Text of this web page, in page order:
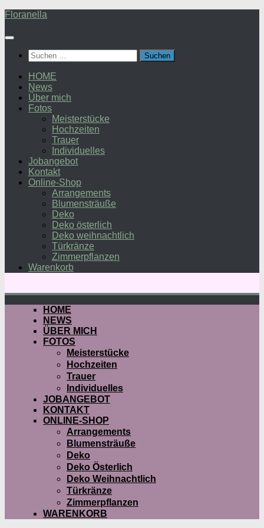
Zum
springen
Floranella
Suchen
nach:
HOME
News
Über mich
Fotos
Meisterstücke
Hochzeiten
Trauer
Individuelles
Jobangebot
Kontakt
Online-Shop
Arrangements
Blumensträuße
Deko
Deko österlich
Deko weihnachtlich
Türkränze
Zimmerpflanzen
Warenkorb
HOME
NEWS
ÜBER MICH
FOTOS
Meisterstücke
Hochzeiten
Trauer
Individuelles
JOBANGEBOT
KONTAKT
ONLINE-SHOP
Arrangements
Blumensträuße
Deko
Deko Österlich
Deko Weihnachtlich
Türkränze
Zimmerpflanzen
WARENKORB